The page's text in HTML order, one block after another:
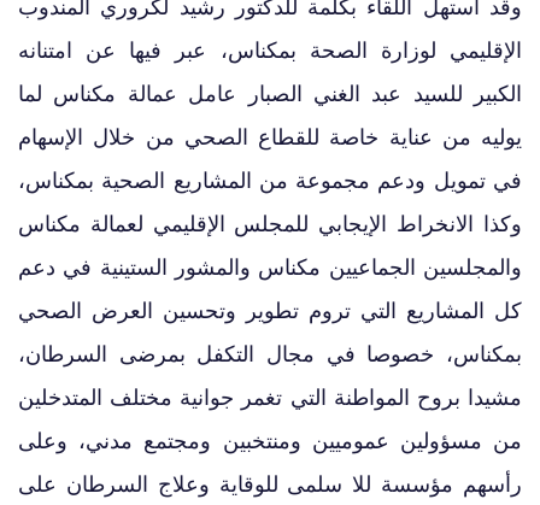
وقد استهل اللقاء بكلمة للدكتور رشيد لكروري المندوب
الإقليمي لوزارة الصحة بمكناس، عبر فيها عن امتنانه
الكبير للسيد عبد الغني الصبار عامل عمالة مكناس لما
يوليه من عناية خاصة للقطاع الصحي من خلال الإسهام
في تمويل ودعم مجموعة من المشاريع الصحية بمكناس،
وكذا الانخراط الإيجابي للمجلس الإقليمي لعمالة مكناس
والمجلسين الجماعيين مكناس والمشور الستينية في دعم
كل المشاريع التي تروم تطوير وتحسين العرض الصحي
بمكناس، خصوصا في مجال التكفل بمرضى السرطان،
مشيدا بروح المواطنة التي تغمر جوانية مختلف المتدخلين
من مسؤولين عموميين ومنتخبين ومجتمع مدني، وعلى
رأسهم مؤسسة للا سلمى للوقاية وعلاج السرطان على